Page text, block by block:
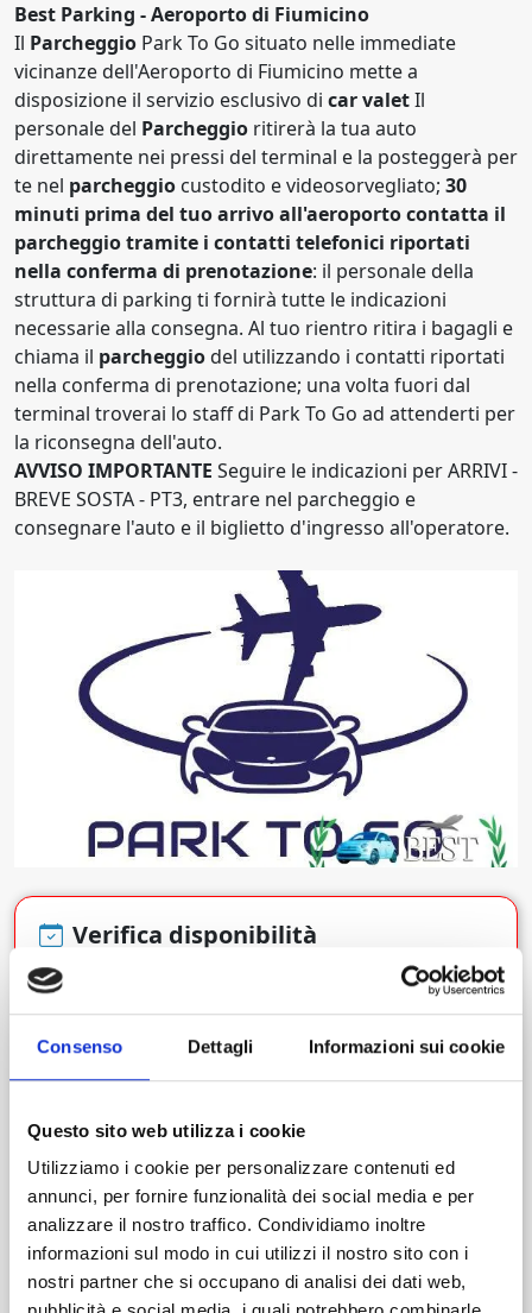
Consenso Dettagli Informazioni sui cookie
Questo sito web utilizza i cookie
Utilizziamo i cookie per personalizzare contenuti ed
annunci, per fornire funzionalità dei social media e per
analizzare il nostro traffico. Condividiamo inoltre
informazioni sul modo in cui utilizzi il nostro sito con i
nostri partner che si occupano di analisi dei dati web,
Best Parking - Aeroporto di Fiumicino
Il Parcheggio Park To Go situato nelle immediate
vicinanze dell'Aeroporto di Fiumicino mette a
disposizione il servizio esclusivo di car valetIl
personale del Parcheggio ritirerà la tua auto
direttamente nei pressi del terminal e la posteggerà per
te nel parcheggio custodito e videosorvegliato; 30
minuti prima del tuo arrivo all'aeroporto contatta il
parcheggio tramite i contatti telefonici riportati
nella conferma di prenotazione: il personale della
struttura di parking ti fornirà tutte le indicazioni
necessarie alla consegna. Al tuo rientro ritira i bagagli e
chiama il parcheggiodel utilizzando i contatti riportati
nella conferma di prenotazione; una volta fuori dal
terminal troverai lo staff di Park To Go ad attenderti per
la riconsegna dell'auto.
AVVISO IMPORTANTE Seguire le indicazioni per ARRIVI -
BREVE SOSTA - PT3, entrare nel parcheggio e
consegnare l'auto e il biglietto d'ingresso all'operatore.
Verifica disponibilità
Dal giorno Ora
Al giorno Ora
Cerca